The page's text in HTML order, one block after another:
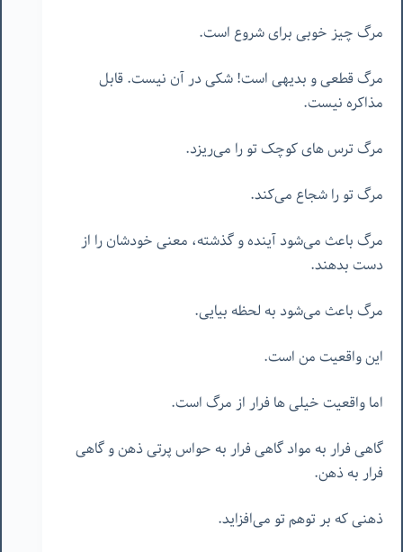
مرگ چیز خوبی برای شروع است.
مرگ قطعی و بدیهی است! شکی در آن نیست. قابل
مذاکره نیست.
مرگ ترس های کوچک تو را می‌ریزد.
مرگ تو را شجاع می‌کند.
مرگ باعث می‌شود آینده و گذشته، معنی خودشان را از
دست بدهند.
مرگ باعث می‌شود به لحظه بیایی.
این واقعیت من است.
اما واقعیت خیلی ها فرار از مرگ است.
گاهی فرار به مواد گاهی فرار به حواس پرتی ذهن و گاهی
فرار به ذهن.
ذهنی که بر توهم تو می‌افزاید.